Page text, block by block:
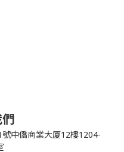
中僑商業大厦12樓1204-